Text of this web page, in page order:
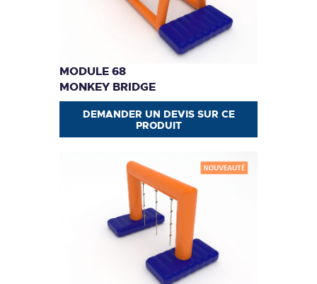
MODULE 68
MONKEY BRIDGE
DEMANDER UN DEVIS SUR CE
PRODUIT